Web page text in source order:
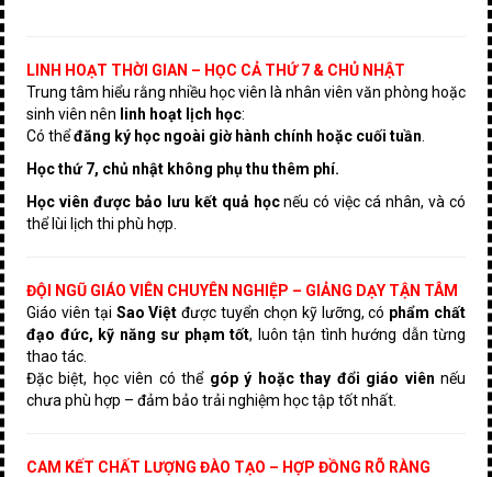
LINH HOẠT THỜI GIAN – HỌC CẢ THỨ 7 & CHỦ NHẬT
Trung tâm hiểu rằng nhiều học viên là nhân viên văn phòng hoặc
sinh viên nên linh hoạt lịch học:
Có thểđăng ký học ngoài giờ hành chính hoặc cuối tuần
Học thứ 7, chủ nhật không phụ thu thêm phí.
Học viên được bảo lưu kết quả họcnếu có việc cá nhân, và có
thể lùi lịch thi phù hợp.
ĐỘI NGŨ GIÁO VIÊN CHUYÊN NGHIỆP – GIẢNG DẠY TẬN TÂM
Giáo viên tại Sao Việt được tuyển chọn kỹ lưỡng, có phẩm chất
đạo đức, kỹ năng sư phạm tốt, luôn tận tình hướng dẫn từng
thao tác.
Đặc biệt, học viên có thể góp ý hoặc thay đổi giáo viên nếu
chưa phù hợp – đảm bảo trải nghiệm học tập tốt nhất.
CAM KẾT CHẤT LƯỢNG ĐÀO TẠO – HỢP ĐỒNG RÕ RÀNG